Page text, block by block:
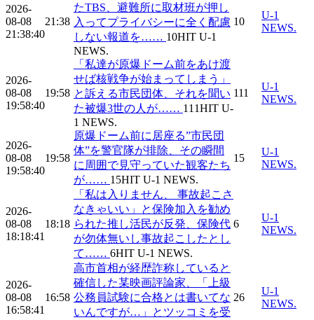
2026-
08-08
21:38:40
21:38
たTBS、避難所に取材班が押し
入ってプライバシーに全く配慮
しない報道を…… 10HIT U-1
NEWS.
10
U-1
NEWS.
2026-
08-08
19:58:40
19:58
「私達が原爆ドーム前をあけ渡
せば核戦争が始まってしまう」
と訴える市民団体、それを聞い
た被爆3世の人が…… 111HIT U-
1 NEWS.
111
U-1
NEWS.
2026-
08-08
19:58:40
19:58
原爆ドーム前に居座る”市民団
体”を警官隊が排除、その瞬間
に周囲で見守っていた観客たち
が…… 15HIT U-1 NEWS.
15
U-1
NEWS.
2026-
08-08
18:18:41
18:18
「私は入りません、 事故起こさ
なきゃいい」と保険加入を勧め
られた推し活民が反発、保険代
が勿体無いし事故起こしたとし
て…… 6HIT U-1 NEWS.
6
U-1
NEWS.
2026-
08-08
16:58:41
16:58
高市首相が経歴詐称していると
確信した某映画評論家、「上級
公務員試験に合格とは書いてな
いんですが…」とツッコミを受
26
U-1
NEWS.